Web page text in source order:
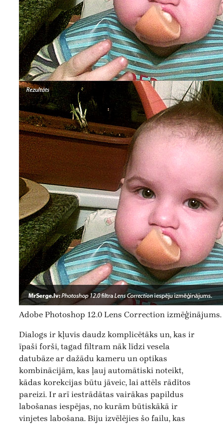
Adobe Photoshop 12.0 Lens Correction izmēģinājums.
Dialogs ir kļuvis daudz komplicētāks un, kas ir
īpaši forši, tagad filtram nāk līdzi vesela
datubāze ar dažādu kameru un optikas
kombinācijām, kas ļauj automātiski noteikt,
kādas korekcijas būtu jāveic, lai attēls rādītos
pareizi. Ir arī iestrādātas vairākas papildus
labošanas iespējas, no kurām būtiskākā ir
vinjetes labošana. Biju izvēlējies šo failu, kas